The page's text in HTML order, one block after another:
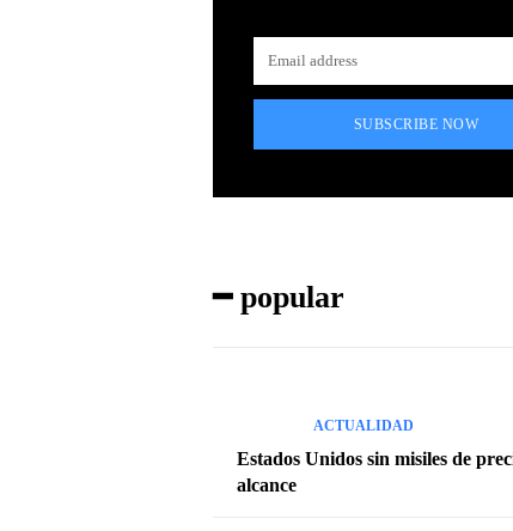
SUBSCRIBE NOW
━ popular
ACTUALIDAD
Estados Unidos sin misiles de
alcance